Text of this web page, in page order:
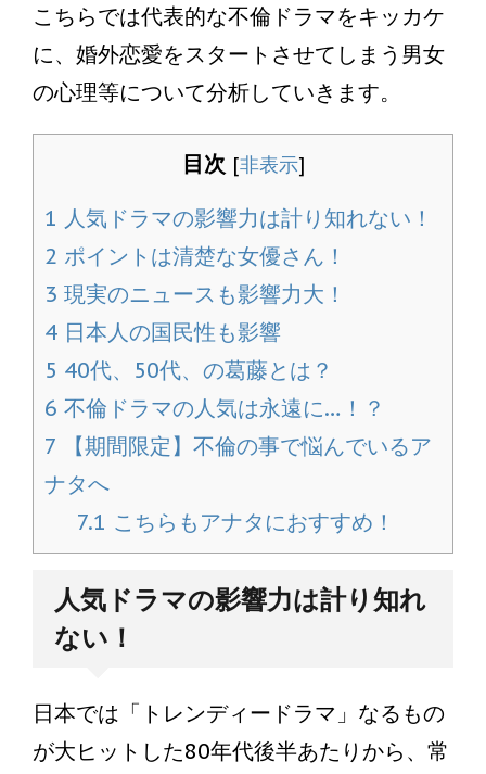
こちらでは代表的な不倫ドラマをキッカケ
に、婚外恋愛をスタートさせてしまう男女
の心理等について分析していきます。
目次 [非表示]
1 人気ドラマの影響力は計り知れない！
2 ポイントは清楚な女優さん！
3 現実のニュースも影響力大！
4 日本人の国民性も影響
5 40代、50代、の葛藤とは？
6 不倫ドラマの人気は永遠に…！？
7 【期間限定】不倫の事で悩んでいるア
ナタへ
7.1 こちらもアナタにおすすめ！
人気ドラマの影響力は計り知れ
ない！
日本では「トレンディードラマ」なるもの
が大ヒットした80年代後半あたりから、常